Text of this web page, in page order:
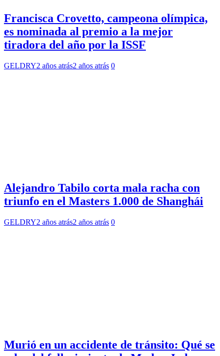
Francisca Crovetto, campeona olímpica,
es nominada al premio a la mejor
tiradora del año por la ISSF
GELDRY2 años atrás2 años atrás 0
Alejandro Tabilo corta mala racha con
triunfo en el Masters 1.000 de Shanghái
GELDRY2 años atrás2 años atrás 0
Murió en un accidente de tránsito: Qué se